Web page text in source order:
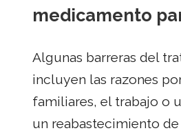
medicamento
Algunas barreras del
incluyen las razones
familiares, el trabajo o
un reabastecimiento